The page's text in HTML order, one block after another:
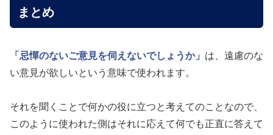
まとめ
「忌憚のないご意見を伺えないでしょうか」 は、遠慮のな
い意見が欲しいという意味で使われます。
それを聞くことで何かの役に立つと考えてのことなので、
このように使われた側はそれに応えて何でも正直に答えて